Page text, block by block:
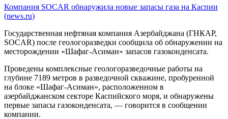
Компания SOCAR обнаружила новые запасы газа на Каспии
(news.ru)
Государственная нефтяная компания Азербайджана (ГНКАР,
SOCAR) после геологоразведки сообщила об обнаружении на
месторождении «Шафаг-Асиман» запасов газоконденсата.
Проведены комплексные геологоразведочные работы на
глубине 7189 метров в разведочной скважине, пробуренной
на блоке «Шафаг-Асиман», расположенном в
азербайджанском секторе Каспийского моря, и обнаружены
первые запасы газоконденсата, — говорится в сообщении
компании.